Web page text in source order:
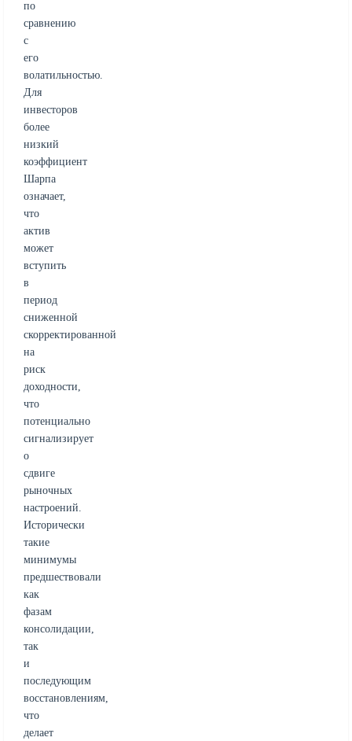
по
сравнению
с
его
волатильностью.
Для
инвесторов
более
низкий
коэффициент
Шарпа
означает,
что
актив
может
вступить
в
период
сниженной
скорректированной
на
риск
доходности,
что
потенциально
сигнализирует
о
сдвиге
рыночных
настроений.
Исторически
такие
минимумы
предшествовали
как
фазам
консолидации,
так
и
последующим
восстановлениям,
что
делает